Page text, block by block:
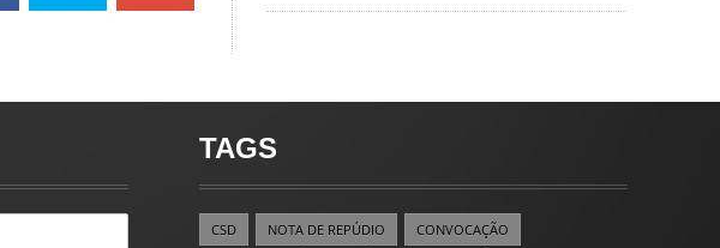
TAGS
CSD NOTA DE REPÚDIO CONVOCAÇÃO